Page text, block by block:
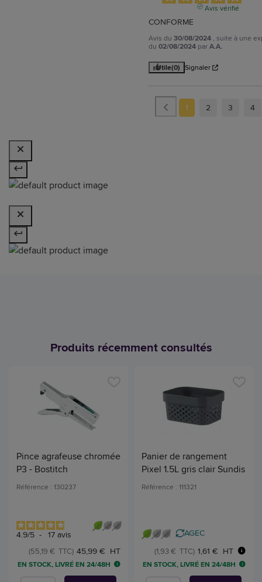
Avis vérifié
CONFORME
Avis du30/08/2024 , suite à une
du02/08/2024 parA.A.
Utile(0) Signaler
1 2 3 4
Produits récemment consultés
Pince agrafeuse chromée
P3 - Bostitch
Référence : 130237
4.9/5 - 17 avis
45,99 € HT
(55,19 € TTC)
EN STOCK, LIVRÉ EN 24/48H
Panier de rangement
Pixel 1.5L gris clair Sundis
Référence : 111321
AGEC
1,61 € HT
(1,93 € TTC)
EN STOCK, LIVRÉ EN 24/48H